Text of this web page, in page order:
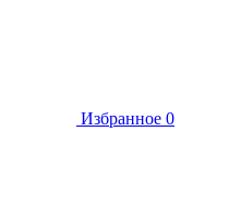
Избранное 0